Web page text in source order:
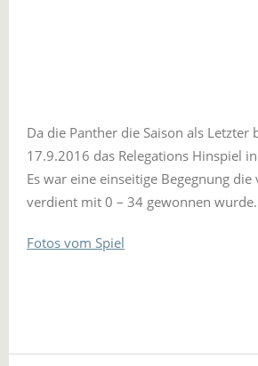
Da die Panther die Saison als Letzter
17.9.2016 das Relegations Hinspiel
Es war eine einseitige Begegnung die
verdient mit 0 – 34 gewonnen wurde.
Fotos vom Spiel